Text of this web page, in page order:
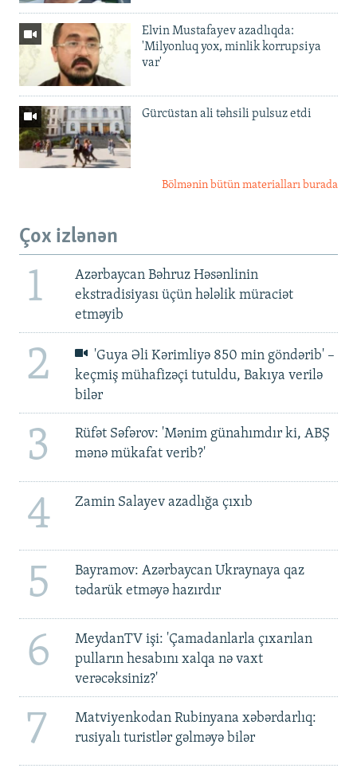
Elvin Mustafayev azadlıqda:
'Milyonluq yox, minlik korrupsiya
var'
Gürcüstan ali təhsili pulsuz etdi
Bölmənin bütün materialları burada
Çox izlənən
1
Azərbaycan Bəhruz Həsənlinin
ekstradisiyası üçün hələlik müraciət
etməyib
2
'Guya Əli Kərimliyə 850 min göndərib' –
keçmiş mühafizəçi tutuldu, Bakıya verilə
bilər
3
Rüfət Səfərov: 'Mənim günahımdır ki, ABŞ
mənə mükafat verib?'
4 Zamin Salayev azadlığa çıxıb
5
Bayramov: Azərbaycan Ukraynaya qaz
tədarük etməyə hazırdır
6
MeydanTV işi: 'Çamadanlarla çıxarılan
pulların hesabını xalqa nə vaxt
verəcəksiniz?'
7
Matviyenkodan Rubinyana xəbərdarlıq:
rusiyalı turistlər gəlməyə bilər